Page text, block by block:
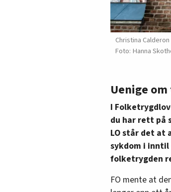
Christina
Hanna
Uenige
I
du har rett på
LO står det at
sykdom i
folketrygden
FO mente at